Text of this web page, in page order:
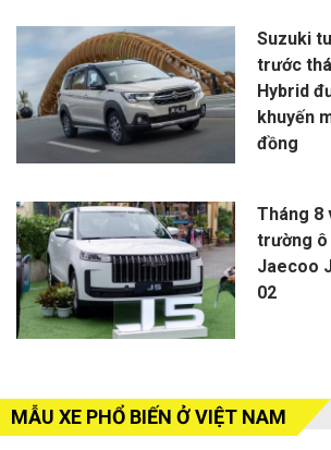
Suzuki
trước
Hybrid
khuyến
đồng
Tháng 8
trường ô
Jaecoo
02
MẪU XE PHỔ BIẾN Ở VIỆT NAM